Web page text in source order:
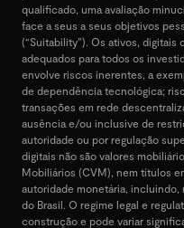
qualificado, uma avaliação
face a seus a seus objetivos
(“Suitability”). Os ativos,
adequados para todos os
envolve riscos inerentes, a
de dependência tecnológica;
transações em rede
ausência e/ou inclusive de
autoridade ou por regulação
digitais não são valores
Mobiliários (CVM), nem títulos
autoridade monetária, incluindo,
do Brasil. O regime legal e
construção e pode variar